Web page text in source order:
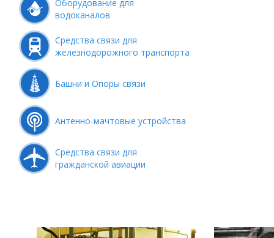
Оборудование для
водоканалов
Средства связи для
железнодорожного транспорта
Башни и Опоры связи
Антенно-мачтовые устройства
Средства связи для
гражданской авиации